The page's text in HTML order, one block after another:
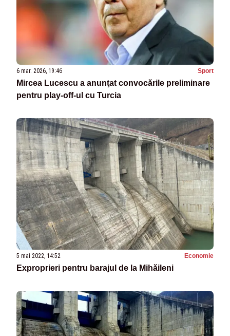
6 mar. 2026, 19:46 Sport
Mircea Lucescu a anunţat convocările preliminare
pentru play-off-ul cu Turcia
5 mai 2022, 14:52 Economie
Exproprieri pentru barajul de la Mihăileni